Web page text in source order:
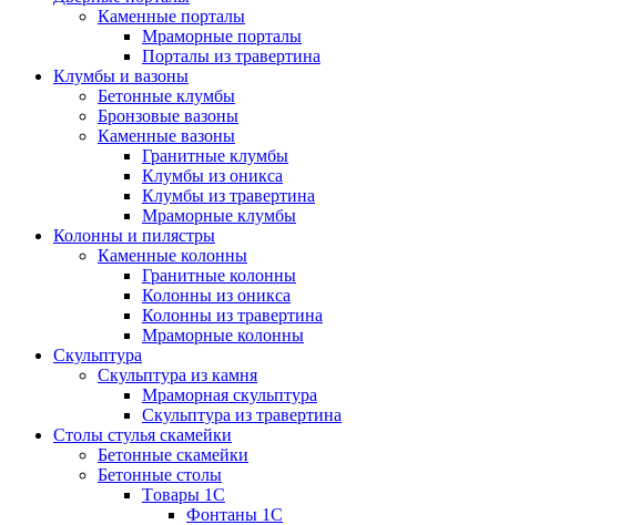
Каменные порталы
Мраморные порталы
Порталы из травертина
Клумбы и вазоны
Бетонные клумбы
Бронзовые вазоны
Каменные вазоны
Гранитные клумбы
Клумбы из оникса
Клумбы из травертина
Мраморные клумбы
Колонны и пилястры
Каменные колонны
Гранитные колонны
Колонны из оникса
Колонны из травертина
Мраморные колонны
Скульптура
Скульптура из камня
Мраморная скульптура
Скульптура из травертина
Столы стулья скамейки
Бетонные скамейки
Бетонные столы
Tовары 1C
Фонтаны 1C